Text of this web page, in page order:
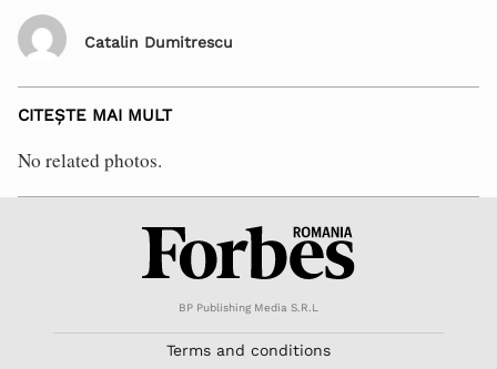
Catalin Dumitrescu
CITEȘTE MAI MULT
No related photos.
BP Publishing Media S.R.L
Terms and conditions